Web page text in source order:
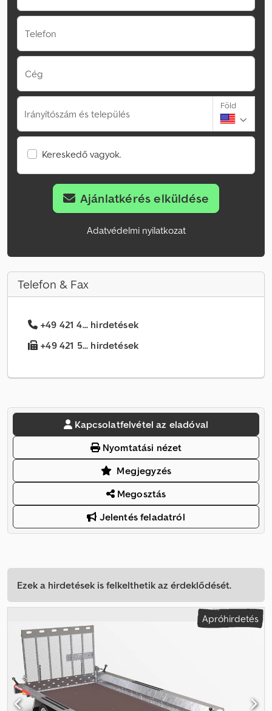
Telefon
Cég
Irányítószám és település
Föld
Kereskedő vagyok.
Ajánlatkérés elküldése
Adatvédelmi nyilatkozat
Telefon & Fax
+49 421 4... hirdetések
+49 421 5... hirdetések
Kapcsolatfelvétel az eladóval
Nyomtatási nézet
Megjegyzés
Megosztás
Jelentés feladatról
Ezek a hirdetések is felkelthetik az érdeklődését.
Apróhirdetés